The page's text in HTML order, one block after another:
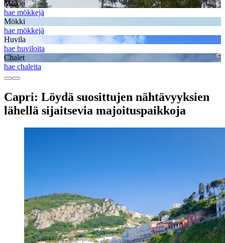
Mökki
hae mökkejä
Mökki
hae mökkejä
Huvila
hae huviloita
Chalet
hae chaleita
Capri: Löydä suosittujen nähtävyyksien
lähellä sijaitsevia majoituspaikkoja